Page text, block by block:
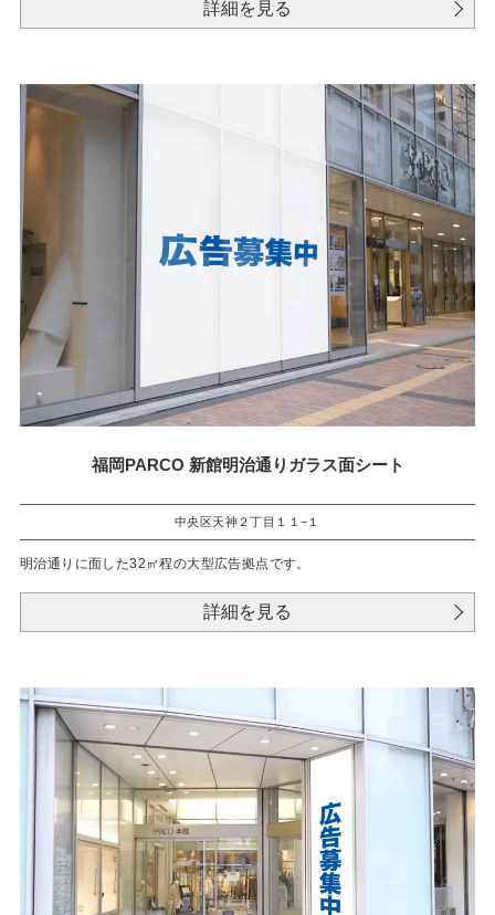
詳細を見る
福岡PARCO 新館明治通りガラス面シート
中央区天神２丁目１１−１
明治通りに面した32㎡程の大型広告拠点です。
詳細を見る